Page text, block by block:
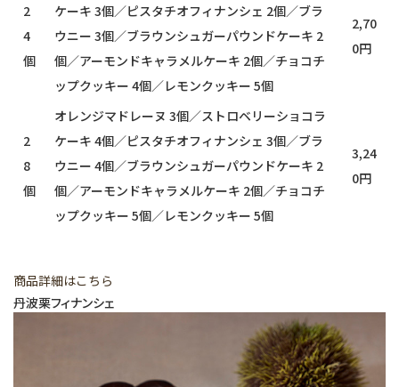
2
4
個
ケーキ 3個／ピスタチオフィナンシェ 2個／ブラ
ウニー 3個／ブラウンシュガーパウンドケーキ 2
個／アーモンドキャラメルケーキ 2個／チョコチ
ップクッキー 4個／レモンクッキー 5個
2,70
0円
2
8
個
オレンジマドレーヌ 3個／ストロベリーショコラ
ケーキ 4個／ピスタチオフィナンシェ 3個／ブラ
ウニー 4個／ブラウンシュガーパウンドケーキ 2
個／アーモンドキャラメルケーキ 2個／チョコチ
ップクッキー 5個／レモンクッキー 5個
3,24
0円
商品詳細はこちら
丹波栗フィナンシェ